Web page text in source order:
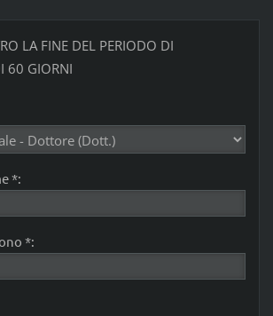
LA FINE DEL PERIODO DI
60 GIORNI
*:
*: